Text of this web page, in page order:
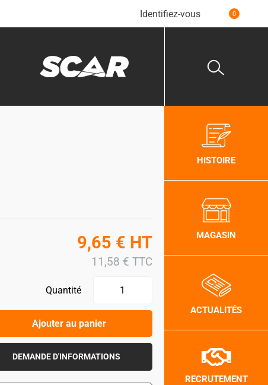
Identifiez-vous 0
9,65 € HT
11,58 € TTC
Quantité
Ajouter au panier
DEMANDE D'INFORMATIONS
HISTOIRE
MAGASIN
ACTUALITÉS
RECRUTEMENT